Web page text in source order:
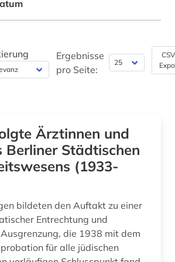
Ergebnisse
pro Seite:
Ärztinnen und
Berliner Städtischen
(1933-
bildeten den Auftakt zu einer
Entrechtung und
die 1938 mit dem
für alle jüdischen